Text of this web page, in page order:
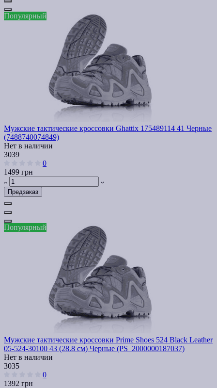
Популярный
Мужские тактические кроссовки Ghattix 175489114 41 Черные
(7488740074849)
Нет в наличии
3039
0
1499 грн
Предзаказ
Популярный
Мужские тактические кроссовки Prime Shoes 524 Black Leather
05-524-30100 43 (28.8 см) Черные (PS_2000000187037)
Нет в наличии
3035
0
1392 грн